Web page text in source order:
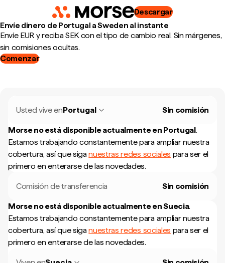
Descargar
Envíe dinero de Portugal a Sweden al instante
Envíe EUR y reciba SEK con el tipo de cambio real. Sin márgenes,
sin comisiones ocultas.
Comenzar
Usted vive enPortugal Sin comisión
Morse no está disponible actualmente en Portugal.
Estamos trabajando constantemente para ampliar nuestra
cobertura, así que siganuestras redes sociales para ser el
primero en enterarse de las novedades.
Comisión de transferencia Sin comisión
Morse no está disponible actualmente enSuecia.
Estamos trabajando constantemente para ampliar nuestra
cobertura, así que siganuestras redes sociales para ser el
primero en enterarse de las novedades.